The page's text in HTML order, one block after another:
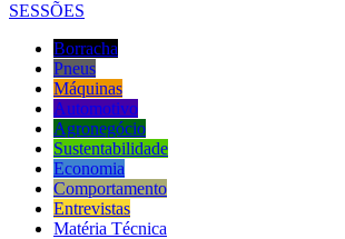
SESSÕES
Borracha
Pneus
Máquinas
Automotivo
Agronegócio
Sustentabilidade
Economia
Comportamento
Entrevistas
Matéria Técnica